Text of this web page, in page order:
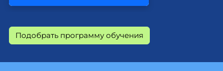
Подобрать программу обучения